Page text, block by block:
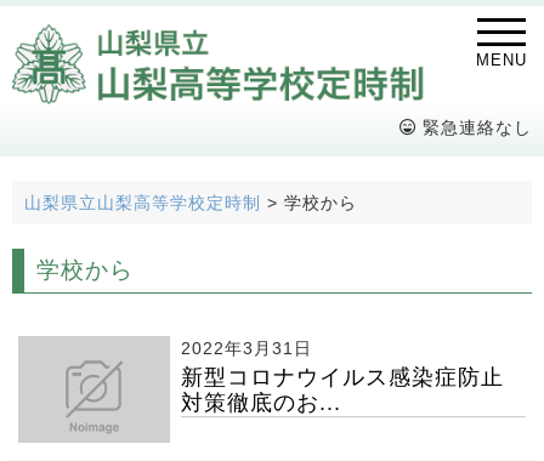
MENU
緊急連絡なし
山梨県立山梨高等学校定時制 > 学校から
学校から
2022年3月31日
新型コロナウイルス感染症防止
対策徹底のお...